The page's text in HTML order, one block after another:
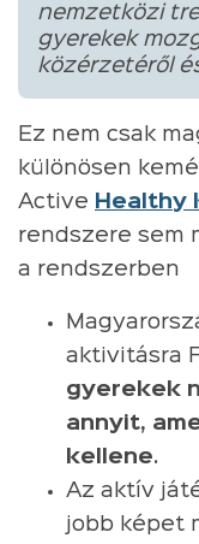
nemzetközi
gyerekek
közérzetéről
Ez nem csak
különösen
Active Healthy
rendszere sem
a rendszerben
aktivitásra
gyerekek
annyit,
kellene.
Az aktív
jobb képet